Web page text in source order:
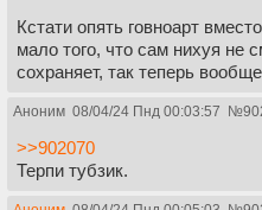
Кстати опять говноарт
мало того, что сам нихуя не
сохраняет, так теперь
Аноним 08/04/24 Пнд 00:03:57 №
>>902070
Терпи тубзик.